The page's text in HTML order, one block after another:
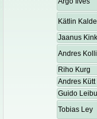
Kätlin Kalde
Jaanus Kink
Andres
Riho Kurg
Andres Kütt
Guido
Tobias Ley